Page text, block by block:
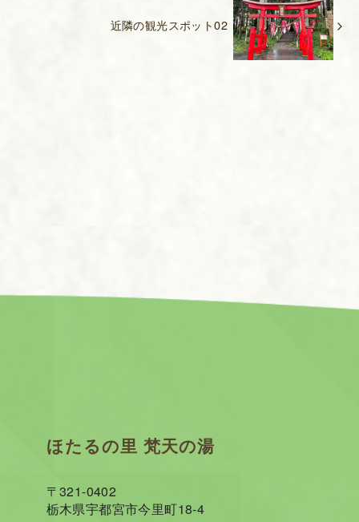
近隣の観光スポット02
ほたるの里 梵天の湯
〒321-0402
栃木県宇都宮市今里町18-4